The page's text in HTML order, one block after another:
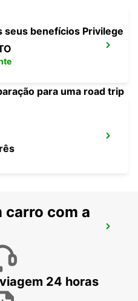
seus benefícios Privilege
para uma road trip
carro com a
24 horas